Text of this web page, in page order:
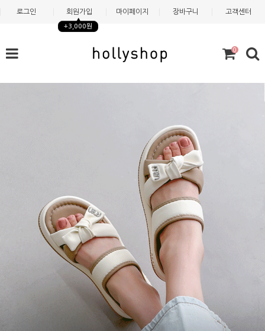
로그인 회원가입
+3,000원
마이페이지 장바구니 고객센터
0